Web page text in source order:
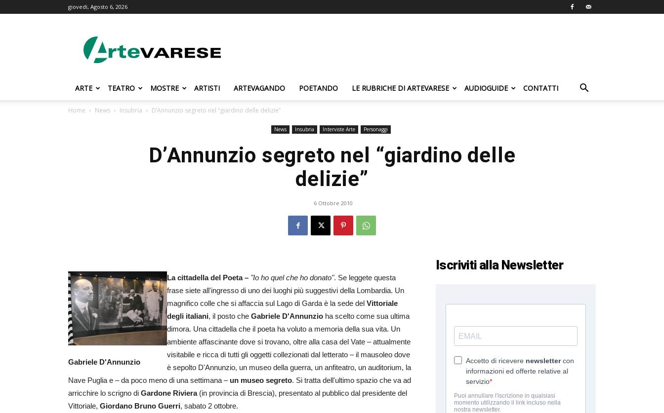
giovedì, Agosto 6, 2026
ARTE TEATRO MOSTRE ARTISTI ARTEVAGANDO POETANDO LE RUBRICHE DI ARTEVARESE AUDIOGUIDE CONTATTI
Home News Insubria D’Annunzio segreto nel “giardino delle delizie”
News Insubria Interviste Arte Personaggi
D’Annunzio segreto nel “giardino delle
delizie”
6 Ottobre 2010
Gabriele D'Annunzio
La cittadella del Poeta – "Io ho quel che ho donato". Se leggete questa
frase siete all'ingresso di uno dei luoghi più suggestivi della Lombardia. Un
magnifico colle che si affaccia sul Lago di Garda è la sede del Vittoriale
degli italiani, il posto che Gabriele D'Annunzio ha scelto come sua ultima
dimora. Una cittadella che il poeta ha voluto a memoria della sua vita. Un
ambiente affascinante dove si trovano, oltre alla casa del Vate – attualmente
visitabile e ricca di tutti gli oggetti collezionati dal letterato – il mausoleo dove
è sepolto D'Annunzio, un museo della guerra, un anfiteatro, un auditorium, la
Nave Puglia e – da poco meno di una settimana – un museo segreto. Si tratta dell'ultimo spazio che va ad
arricchire lo scrigno di Gardone Riviera(in provincia di Brescia), presentato al pubblico dal presidente del
Vittoriale, Giordano Bruno Guerri, sabato 2 ottobre.
Iscriviti alla Newsletter